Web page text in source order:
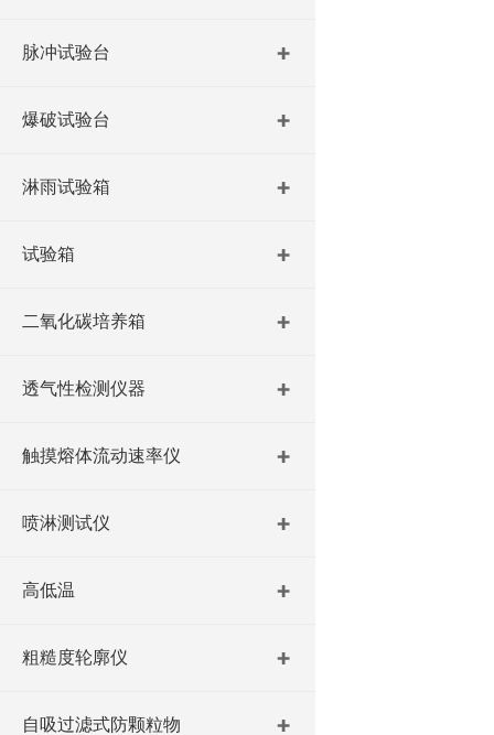
脉冲试验台
爆破试验台
淋雨试验箱
试验箱
二氧化碳培养箱
透气性检测仪器
触摸熔体流动速率仪
喷淋测试仪
高低温
粗糙度轮廓仪
自吸过滤式防颗粒物